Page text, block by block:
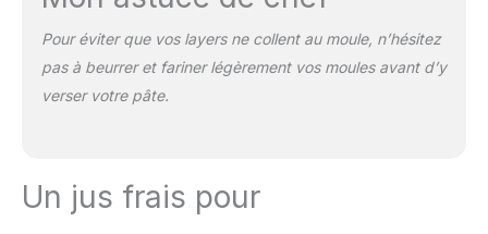
Pour éviter que vos layers ne collent au moule, n’hésitez
pas à beurrer et fariner légèrement vos moules avant d’y
verser votre pâte.
Un jus frais pour